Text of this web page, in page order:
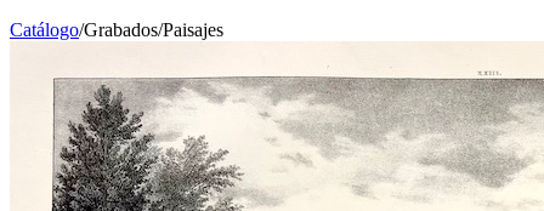
Catálogo/Grabados/Paisajes